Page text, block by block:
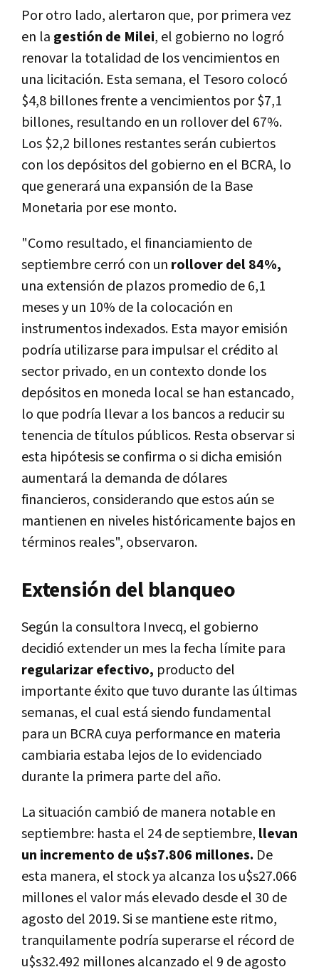
Por otro lado, alertaron que, por primera vez
en la gestión de Milei, el gobierno no logró
renovar la totalidad de los vencimientos en
una licitación. Esta semana, el Tesoro colocó
$4,8 billones frente a vencimientos por $7,1
billones, resultando en un rollover del 67%.
Los $2,2 billones restantes serán cubiertos
con los depósitos del gobierno en el BCRA, lo
que generará una expansión de la Base
Monetaria por ese monto.
"Como resultado, el financiamiento de
septiembre cerró con un rollover del 84%,
una extensión de plazos promedio de 6,1
meses y un 10% de la colocación en
instrumentos indexados. Esta mayor emisión
podría utilizarse para impulsar el crédito al
sector privado, en un contexto donde los
depósitos en moneda local se han estancado,
lo que podría llevar a los bancos a reducir su
tenencia de títulos públicos. Resta observar si
esta hipótesis se confirma o si dicha emisión
aumentará la demanda de dólares
financieros, considerando que estos aún se
mantienen en niveles históricamente bajos en
términos reales", observaron.
Extensión del blanqueo
Según la consultora Invecq, el gobierno
decidió extender un mes la fecha límite para
regularizar efectivo, producto del
importante éxito que tuvo durante las últimas
semanas, el cual está siendo fundamental
para un BCRA cuya performance en materia
cambiaria estaba lejos de lo evidenciado
durante la primera parte del año.
La situación cambió de manera notable en
septiembre: hasta el 24 de septiembre, llevan
un incremento de u$s7.806 millones. De
esta manera, el stock ya alcanza los u$s27.066
millones el valor más elevado desde el 30 de
agosto del 2019. Si se mantiene este ritmo,
tranquilamente podría superarse el récord de
u$s32.492 millones alcanzado el 9 de agosto